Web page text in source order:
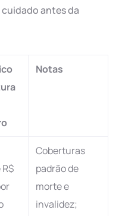
cuidado antes da
Notas
Coberturas
padrão de
morte e
invalidez;